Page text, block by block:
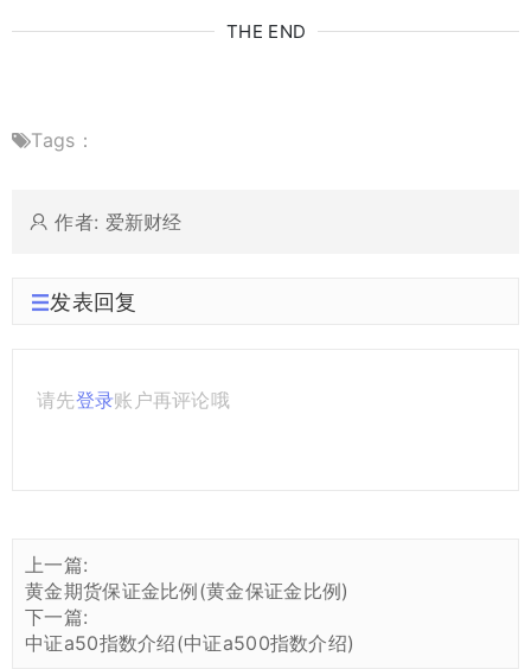
THE END
Tags：
作者: 爱新财经
发表回复
请先登录账户再评论哦
上一篇:
黄金期货保证金比例(黄金保证金比例)
下一篇:
中证a50指数介绍(中证a500指数介绍)